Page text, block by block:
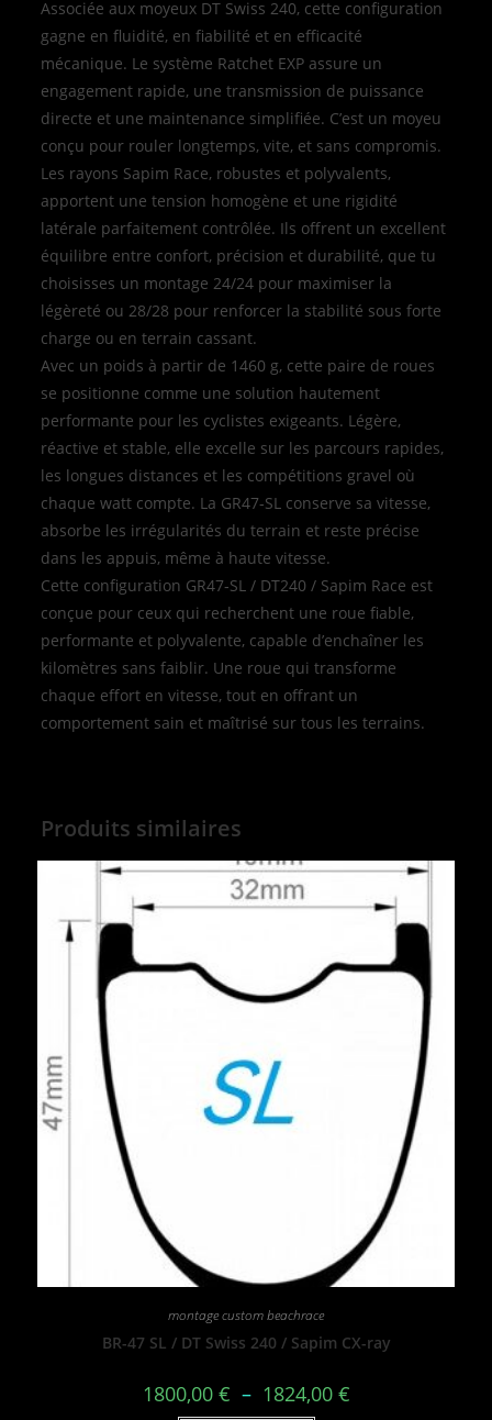
Associée aux moyeux DT Swiss 240, cette configuration
gagne en fluidité, en fiabilité et en efficacité
mécanique. Le système Ratchet EXP assure un
engagement rapide, une transmission de puissance
directe et une maintenance simplifiée. C’est un moyeu
conçu pour rouler longtemps, vite, et sans compromis.
Les rayons Sapim Race, robustes et polyvalents,
apportent une tension homogène et une rigidité
latérale parfaitement contrôlée. Ils offrent un excellent
équilibre entre confort, précision et durabilité, que tu
choisisses un montage 24/24 pour maximiser la
légèreté ou 28/28 pour renforcer la stabilité sous forte
charge ou en terrain cassant.
Avec un poids à partir de 1460 g, cette paire de roues
se positionne comme une solution hautement
performante pour les cyclistes exigeants. Légère,
réactive et stable, elle excelle sur les parcours rapides,
les longues distances et les compétitions gravel où
chaque watt compte. La GR47‑SL conserve sa vitesse,
absorbe les irrégularités du terrain et reste précise
dans les appuis, même à haute vitesse.
Cette configuration GR47‑SL / DT240 / Sapim Race est
conçue pour ceux qui recherchent une roue fiable,
performante et polyvalente, capable d’enchaîner les
kilomètres sans faiblir. Une roue qui transforme
chaque effort en vitesse, tout en offrant un
comportement sain et maîtrisé sur tous les terrains.
Produits similaires
montage custom beachrace
BR-47 SL / DT Swiss 240 / Sapim CX-ray
1800,00 € – 1824,00 €